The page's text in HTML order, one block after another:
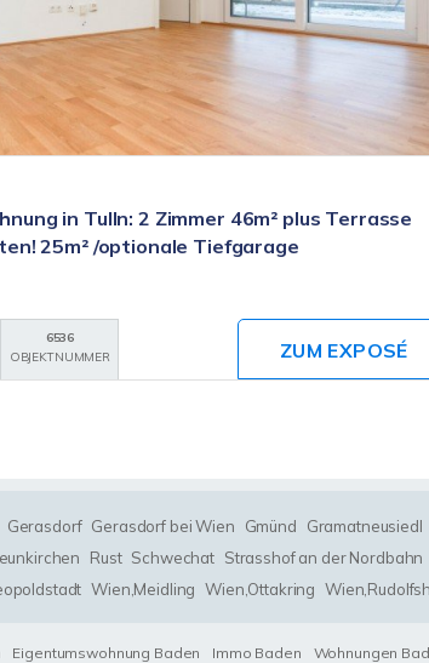
in Tulln: 2 Zimmer 46m² plus Terrasse
25m² /optionale Tiefgarage
6536
OBJEKTNUMMER
ZUM EXPOSÉ
Gerasdorf Gerasdorf bei Wien Gmünd Gramatneusiedl
Rust Schwechat Strasshof an der Nordbahn
Wien,Meidling Wien,Ottakring
Eigentumswohnung Baden Immo Baden Wohnungen